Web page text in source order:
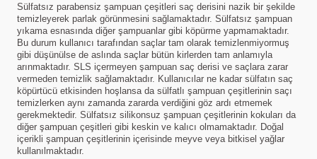
Sülfatsız parabensiz şampuan çeşitleri saç derisini nazik bir şekilde
temizleyerek parlak görünmesini sağlamaktadır. Sülfatsız şampuan
yıkama esnasında diğer şampuanlar gibi köpürme yapmamaktadır.
Bu durum kullanıcı tarafından saçlar tam olarak temizlenmiyormuş
gibi düşünülse de aslında saçlar bütün kirlerden tam anlamıyla
arınmaktadır. SLS içermeyen şampuan saç derisi ve saçlara zarar
vermeden temizlik sağlamaktadır. Kullanıcılar ne kadar sülfatın saç
köpürtücü etkisinden hoşlansa da sülfatlı şampuan çeşitlerinin saçı
temizlerken aynı zamanda zararda verdiğini göz ardı etmemek
gerekmektedir. Sülfatsız silikonsuz şampuan çeşitlerinin kokuları da
diğer şampuan çeşitleri gibi keskin ve kalıcı olmamaktadır. Doğal
içerikli şampuan çeşitlerinin içerisinde meyve veya bitkisel yağlar
kullanılmaktadır.